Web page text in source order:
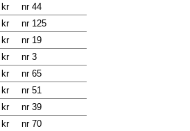
kr
nr 44
kr
nr 125
kr
nr 19
kr
nr 3
kr
nr 65
kr
nr 51
kr
nr 39
kr
nr 70